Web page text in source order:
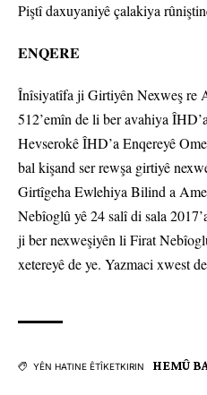
Piştî daxuyaniyê çalakiya
ENQERE
Înîsiyatîfa ji Girtiyên Nexweş re
512’emîn de li ber avahiya
Hevserokê ÎHD’a Enqereyê
bal kişand ser rewşa girtiyê
Girtîgeha Ewlehiya Bilind a
Nebîoglû yê 24 salî di sala
ji ber nexweşiyên li Firat
xetereyê de ye. Yazmaci xwest
YÊN HATINE ÊTÎKETKIRIN HEMÛ